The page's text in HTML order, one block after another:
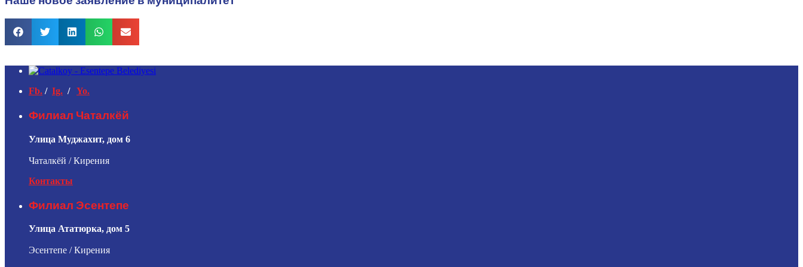
Fb. / Ig. / Yo.
Филиал Чаталкёй
Улица Муджахит, дом 6
Чаталкёй / Кирения
Контакты
Филиал Эсентепе
Улица Ататюрка, дом 5
Эсентепе / Кирения